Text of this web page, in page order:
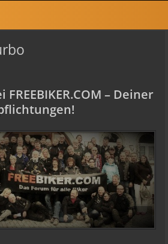
– Deiner